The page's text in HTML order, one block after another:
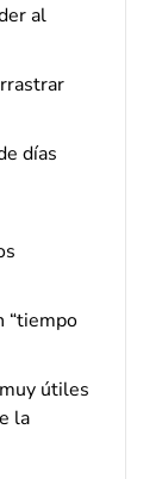
al
días
“tiempo
útiles
la